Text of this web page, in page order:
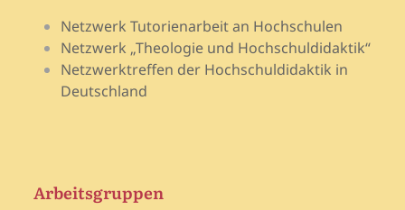
Netzwerk Tutorienarbeit an Hochschulen
Netzwerk „Theologie und Hochschuldidaktik“
Netzwerktreffen der Hochschuldidaktik in
Deutschland
Arbeitsgruppen